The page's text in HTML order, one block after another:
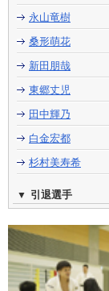
永山竜樹
桑形萌花
新田朋哉
東郷丈児
田中輝乃
白金宏都
杉村美寿希
引退選手